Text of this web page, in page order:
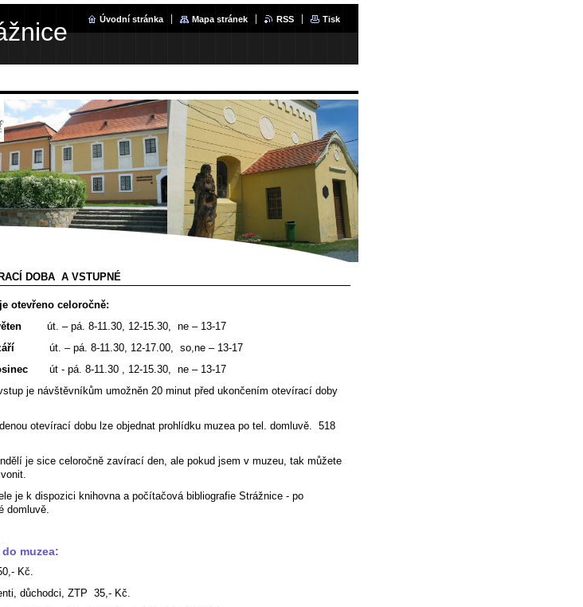
Úvodní stránka Mapa stránek RSS Tisk
DOBA A VSTUPNÉ
otevřeno celoročně:
út. – pá. 8-11.30, 12-15.30, ne – 13-17
- září út. – pá. 8-11.30, 12-17.00, so,ne – 13-17
út - pá. 8-11.30 , 12-15.30, ne – 13-17
je návštěvníkům umožněn 20 minut před ukončením otevírací doby
otevírací dobu lze objednat prohlídku muzea po tel. domluvě. 518
je sice celoročně zavírací den, ale pokud jsem v muzeu, tak můžete
je k dispozici knihovna a počítačová bibliografie Strážnice - po
domluvě.
muzea:
- 50,- Kč.
studenti, důchodci, ZTP 35,- Kč.